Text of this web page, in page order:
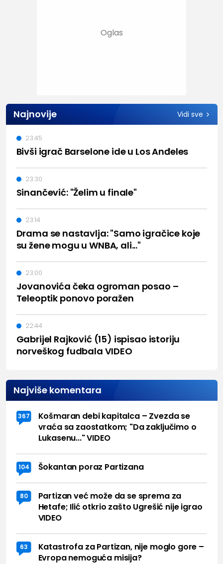
Najnovije Vidi sve
Bivši igrač Barselone ide u Los Anđeles
23:45
Sinančević: "Želim u finale"
23:30
Drama se nastavlja: "Samo igračice koje
su žene mogu u WNBA, ali..."
23:14
Jovanovića čeka ogroman posao –
Teleoptik ponovo poražen
23:00
Gabrijel Rajković (15) ispisao istoriju
norveškog fudbala VIDEO
22:44
Najviše komentara
367
Košmaran debi kapitalca – Zvezda se
vraća sa zaostatkom; "Da zaključimo o
Lukasenu..." VIDEO
104 Šokantan poraz Partizana
80
Partizan već može da se sprema za
Hetafe; Ilić otkrio zašto Ugrešić nije igrao
VIDEO
63
Katastrofa za Partizan, nije moglo gore –
Evropa nemoguća misija?